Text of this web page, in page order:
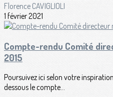
Florence CAVIGLIOLI
1 février 2021
Compte-rendu Comité
2015
Poursuivez ici selon votre
dessous le compte...